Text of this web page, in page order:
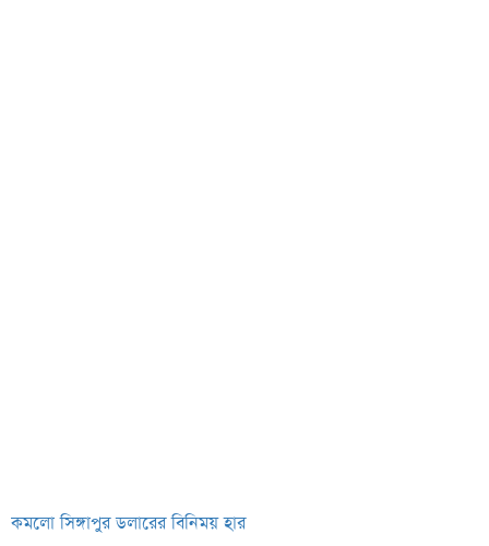
কমলো সিঙ্গাপুর ডলারের বিনিময় হার